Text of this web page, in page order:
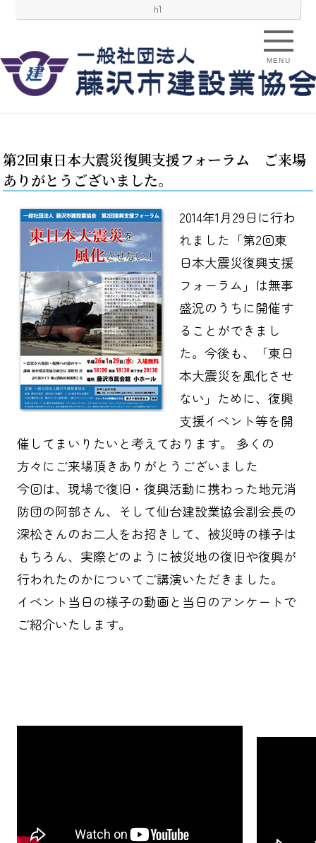
h1
MENU
第2回東日本大震災復興支援フォーラム ご来場
ありがとうございました。
2014年1月29日に行わ
れました「第2回東
日本大震災復興支援
フォーラム」は無事
盛況のうちに開催す
ることができまし
た。今後も、「東日
本大震災を風化させ
ない」ために、復興
支援イベント等を開
催してまいりたいと考えております。 多くの
方々にご来場頂きありがとうございました
今回は、現場で復旧・復興活動に携わった地元消
防団の阿部さん、そして仙台建設業協会副会長の
深松さんのお二人をお招きして、被災時の様子は
もちろん、実際どのように被災地の復旧や復興が
行われたのかについてご講演いただきました。
イベント当日の様子の動画と当日のアンケートで
ご紹介いたします。